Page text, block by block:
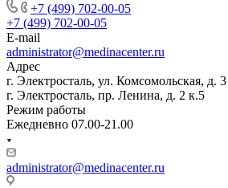
+7 (499) 702-00-05
+7 (499) 702-00-05
E-mail
administrator@medinacenter.ru
Адрес
г. Электросталь, ул. Комсомольская, д. 3
г. Электросталь, пр. Ленина, д. 2 к.5
Режим работы
Ежедневно 07.00-21.00
administrator@medinacenter.ru